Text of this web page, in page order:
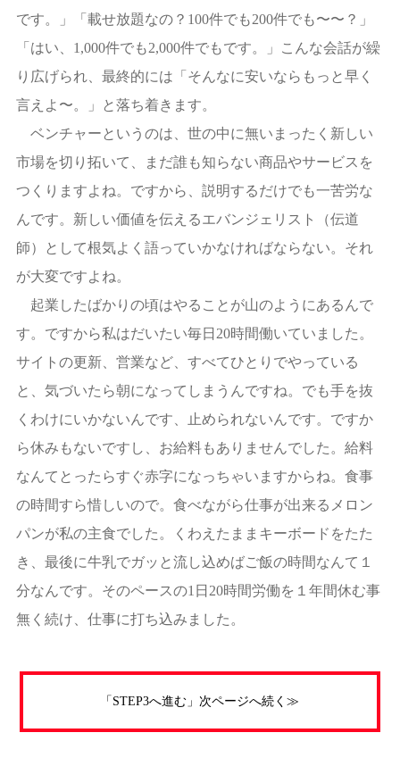
です。」「載せ放題なの？100件でも200件でも〜〜？」
「はい、1,000件でも2,000件でもです。」こんな会話が繰
り広げられ、最終的には「そんなに安いならもっと早く
言えよ〜。」と落ち着きます。
ベンチャーというのは、世の中に無いまったく新しい
市場を切り拓いて、まだ誰も知らない商品やサービスを
つくりますよね。ですから、説明するだけでも一苦労な
んです。新しい価値を伝えるエバンジェリスト（伝道
師）として根気よく語っていかなければならない。それ
が大変ですよね。
起業したばかりの頃はやることが山のようにあるんで
す。ですから私はだいたい毎日20時間働いていました。
サイトの更新、営業など、すべてひとりでやっている
と、気づいたら朝になってしまうんですね。でも手を抜
くわけにいかないんです、止められないんです。ですか
ら休みもないですし、お給料もありませんでした。給料
なんてとったらすぐ赤字になっちゃいますからね。食事
の時間すら惜しいので。食べながら仕事が出来るメロン
パンが私の主食でした。くわえたままキーボードをたた
き、最後に牛乳でガッと流し込めばご飯の時間なんて１
分なんです。そのペースの1日20時間労働を１年間休む事
無く続け、仕事に打ち込みました。
「STEP3へ進む」次ページへ続く≫